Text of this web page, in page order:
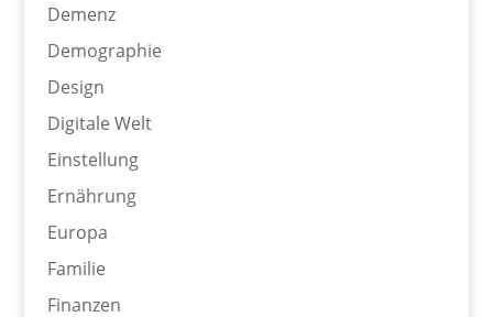
Demenz
Demographie
Design
Digitale Welt
Einstellung
Ernährung
Europa
Familie
Finanzen